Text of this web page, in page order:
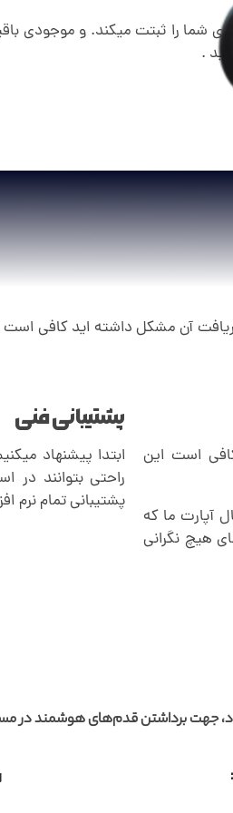
شما را ثبتت میکند. و موجودی
.
دریافت آن مشکل داشته اید کافی
است این
آپارت ما که
هیچ نگرانی
پشتیبانی فنی
راحتی بتوانند
پشتیبانی تمام نرم
جهت برداشتن قدم‌های هوشمند در